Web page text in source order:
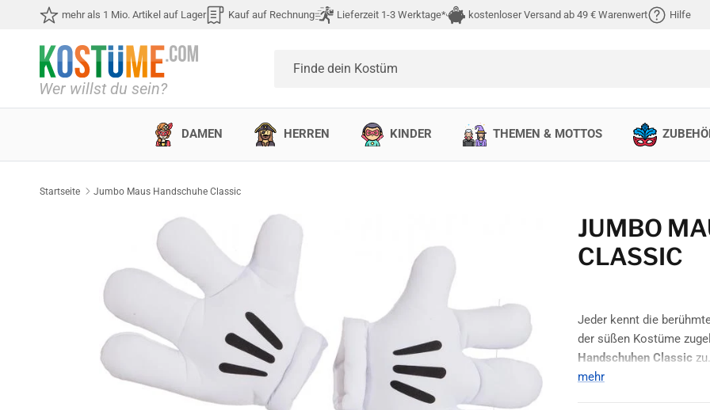
Direkt zum Inhaltmehr als 1 Mio. Artikel auf Lager Kauf auf Rechnung Lieferzeit 1-3 Werktage* kostenloser Versand ab 49 € Warenwert Hilfe
Finde dein Kostüm
DAMEN HERREN KINDER THEMEN & MOTTOS
Startseite Jumbo Maus Handschuhe Classic
JUMBO
CLASSIC
Jeder kennt die
der süßen Kostüme
Handschuhen Classic
Mottoparty gehen, Ihr
mehr